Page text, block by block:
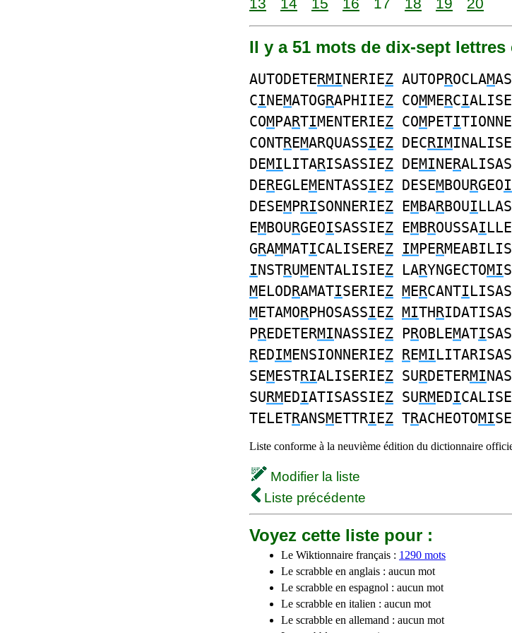
Il y a 51 mots de dix-sept lettres
AUTODETERMINERIEZ AUTOPROCLAM
CINEMATOGRAPHIIEZ COMMERCI
COMPARTIMENTERIEZ COMPETITIONNE
CONTREMARQUASSIEZ DECRIM
DEMILITARISASSIEZ DEMINER
DEREGLEMENTASSIEZ DESEMBOURGEOI
DESEMPRISONNERIEZ EMBARBOUI
EMBOURGEOISASSIEZ EMBROUSSAI
GRAMMATICALISEREZ IMPER
INSTRUMENTALISIEZ LARYNGECTOMI
MELODRAMATISERIEZ MERCANTI
METAMORPHOSASSIEZ MITHR
PREDETERMINASSIEZ PROBLEMATI
REDIMENSIONNERIEZ REMI
SEMESTRIALISERIEZ SURDETERMI
SURMEDIATISASSIEZ SURMEDI
TELETRANSMETTRIEZ TRACHEOTOMI
Liste conforme à la neuvième édition du dictionnaire
Modifier la liste
Liste précédente
Voyez cette liste pour :
Le Wiktionnaire français : 1290 mots
Le scrabble en anglais : aucun mot
Le scrabble en espagnol : aucun mot
Le scrabble en italien : aucun mot
Le scrabble en allemand : aucun mot